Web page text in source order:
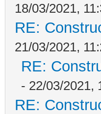
18/03/2021,
RE:
21/03/2021,
RE:
- 22/03/2021,
RE: